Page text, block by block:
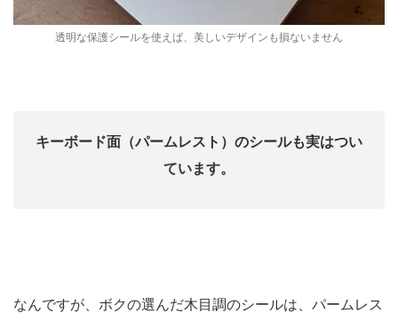
透明な保護シールを使えば、美しいデザインも損ないません
キーボード面（パームレスト）のシールも実はつい
ています。
なんですが、ボクの選んだ木目調のシールは、パームレス